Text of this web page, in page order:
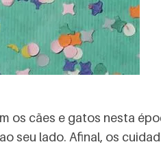
os cães e gatos nesta
seu lado. Afinal, os